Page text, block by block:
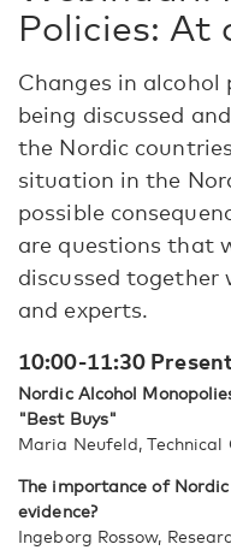
Policies: At
Changes in alcohol
being discussed
the Nordic
situation in the
possible
are questions that
discussed together
and experts.
10:00-11:30
Nordic Alcohol
"Best Buys"
Maria Neufeld,
The importance of
evidence?
Ingeborg Rossow,